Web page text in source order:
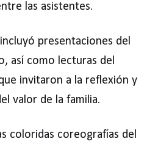
las asistentes.
presentaciones del
así como lecturas del
invitaron a la reflexión y
valor de la familia.
coloridas coreografías del